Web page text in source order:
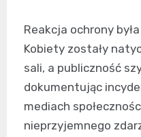
Reakcja ochrony
Kobiety zostały
sali, a publiczność
dokumentując
mediach
nieprzyjemnego